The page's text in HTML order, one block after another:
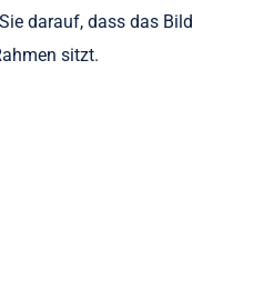
darauf, dass das Bild
sitzt.